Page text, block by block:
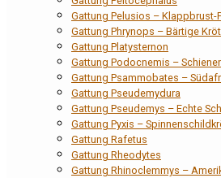
Gattung Pelusios – Klappbrust-
Gattung Phrynops – Bärtige
Gattung Platysternon
Gattung Podocnemis –
Gattung Psammobates –
Gattung Pseudemydura
Gattung Pseudemys – Echte
Gattung Pyxis –
Gattung Rafetus
Gattung Rheodytes
Gattung Rhinoclemmys –